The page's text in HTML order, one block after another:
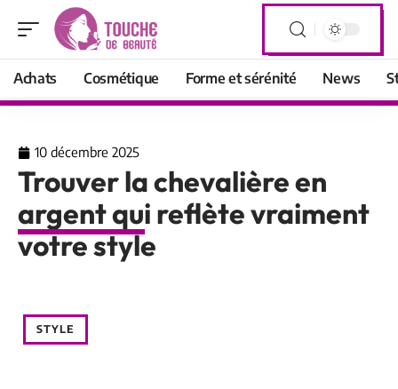
Achats Cosmétique Forme et sérénité News
10 décembre 2025
Trouver la chevalière en
argent qui reflète vraiment
votre style
STYLE